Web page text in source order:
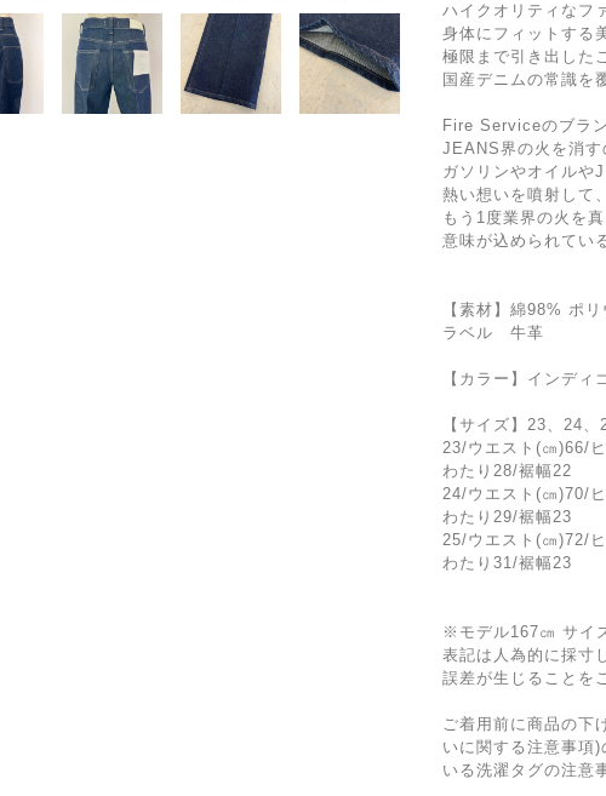
ハイクオリティなフ
身体にフィットする
極限まで引き出した
国産デニムの常識を
Fire Serviceのブラン
JEANS界の火を消す
ガソリンやオイルや
熱い想いを噴射して、
もう1度業界の火を
意味が込められてい
【素材】綿98% ポ
ラベル 牛革
【カラー】インディ
【サイズ】23、24、
23/ウエスト(㎝)66/
わたり28/裾幅22
24/ウエスト(㎝)70/
わたり29/裾幅23
25/ウエスト(㎝)72/
わたり31/裾幅23
※モデル167㎝ サイ
表記は人為的に採寸
誤差が生じることを
ご着用前に商品の下
いに関する注意事項
いる洗濯タグの注意